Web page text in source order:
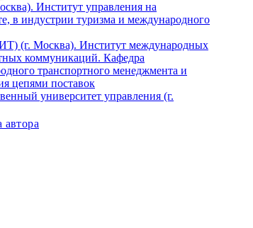
Институт управления на
в индустрии туризма и международного
(г. Москва). Институт международных
коммуникаций. Кафедра
транспортного менеджмента и
цепями поставок
университет управления (г.
автора